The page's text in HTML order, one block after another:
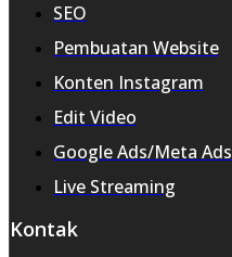
SEO
Pembuatan Website
Konten Instagram
Edit Video
Google Ads/Meta Ads
Live Streaming
Kontak